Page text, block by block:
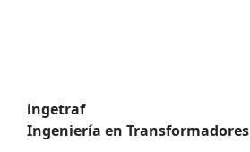
ingetraf
Ingeniería en Transformadores